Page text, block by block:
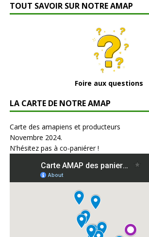
TOUT SAVOIR SUR NOTRE AMAP
Foire aux questions
LA CARTE DE NOTRE AMAP
Carte des amapiens et producteurs
Novembre 2024.
N'hésitez pas à co-paniérer !